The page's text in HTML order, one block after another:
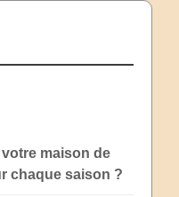
maison de
chaque saison ?